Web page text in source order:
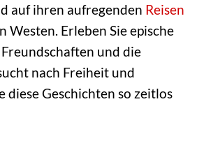
auf ihren aufregenden Reisen
Westen. Erleben Sie epische
und die
nach Freiheit und
diese Geschichten so zeitlos